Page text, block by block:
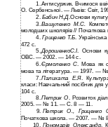
1.Антисуржик. Вчимося
О. Сербенської. — Львів: Світ,
2. Бабич Н.Д.Основи
3. Вашуленко М.С.
молодших школярів //
4. Гриценко Т.Б.
472 с.
5.ДорошенкоС.І. Основи
ОBC. — 2002. — 144 с.
6.Єрмоленко С. Мова як
мова та література. — 1997. — №
7. Палихата Е.Я.
класи: Навчальний посібник
104 с.
8. Петрик О . Розвиток
2005. — № 11. — С. 8 — 11.
9. Петрик О., Гриценко
Початкова школа. — 2007. — №
10. Пономарів Олександр.